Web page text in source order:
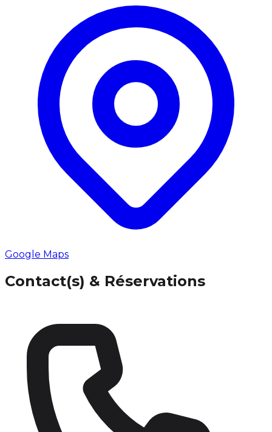
Google Maps
Contact(s) & Réservations